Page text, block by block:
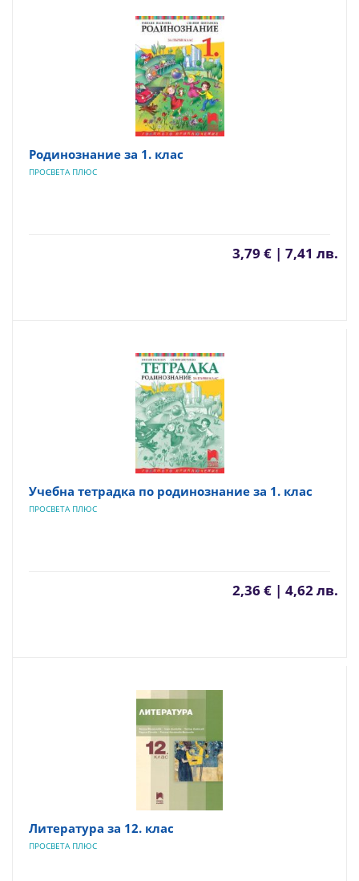
Родинознание за 1. клас
ПРОСВЕТА ПЛЮС
3,79 € | 7,41 лв.
Учебна тетрадка по родинознание за 1. клас
ПРОСВЕТА ПЛЮС
2,36 € | 4,62 лв.
Литература за 12. клас
ПРОСВЕТА ПЛЮС